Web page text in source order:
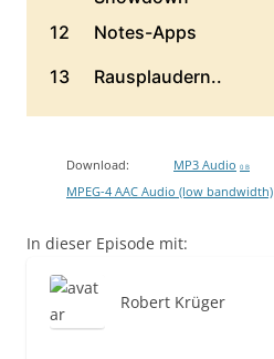
Download: MP3 Audio 0 B
MPEG-4 AAC Audio (low bandwidth)
In dieser Episode mit:
Robert Krüger